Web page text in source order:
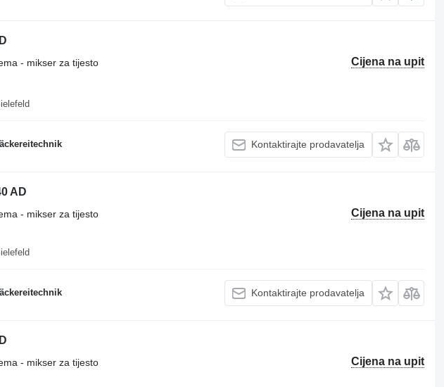
Cijena na upit
- mikser za tijesto
Kontaktirajte prodavatelja
AD
Cijena na upit
- mikser za tijesto
Kontaktirajte prodavatelja
Cijena na upit
- mikser za tijesto